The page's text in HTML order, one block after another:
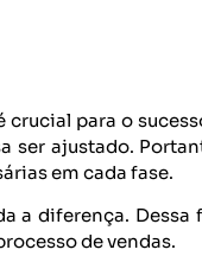
para o
ser ajustado.
em cada fase.
a diferença.
de vendas.